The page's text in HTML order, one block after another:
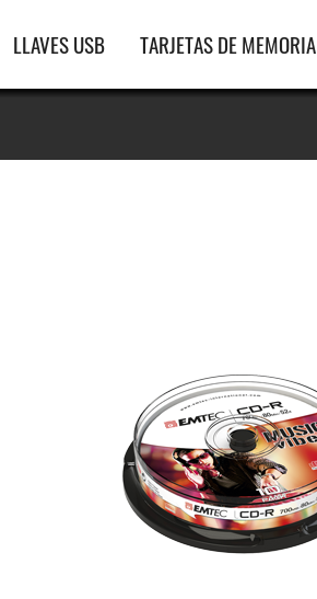
LLAVES USB TARJETAS DE MEMORIA